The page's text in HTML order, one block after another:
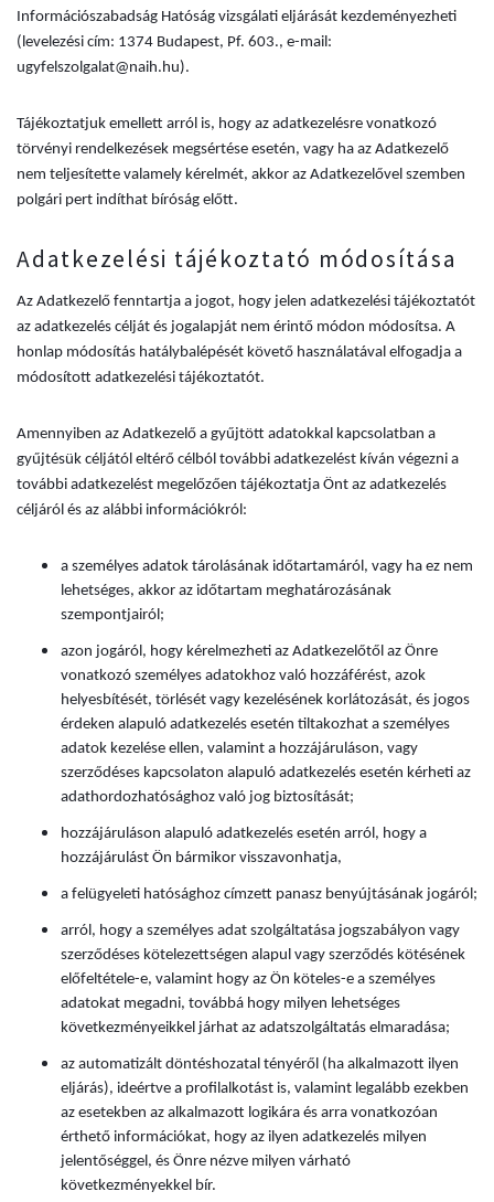
Információszabadság Hatóság vizsgálati eljárását kezdeményezheti
(levelezési cím: 1374 Budapest, Pf. 603., e-mail:
ugyfelszolgalat@naih.hu).
Tájékoztatjuk emellett arról is, hogy az adatkezelésre vonatkozó
törvényi rendelkezések megsértése esetén, vagy ha az Adatkezelő
nem teljesítette valamely kérelmét, akkor az Adatkezelővel szemben
polgári pert indíthat bíróság előtt.
Adatkezelési tájékoztató módosítása
Az Adatkezelő fenntartja a jogot, hogy jelen adatkezelési tájékoztatót
az adatkezelés célját és jogalapját nem érintő módon módosítsa. A
honlap módosítás hatálybalépését követő használatával elfogadja a
módosított adatkezelési tájékoztatót.
Amennyiben az Adatkezelő a gyűjtött adatokkal kapcsolatban a
gyűjtésük céljától eltérő célból további adatkezelést kíván végezni a
további adatkezelést megelőzően tájékoztatja Önt az adatkezelés
céljáról és az alábbi információkról:
a személyes adatok tárolásának időtartamáról, vagy ha ez nem
lehetséges, akkor az időtartam meghatározásának
szempontjairól;
azon jogáról, hogy kérelmezheti az Adatkezelőtől az Önre
vonatkozó személyes adatokhoz való hozzáférést, azok
helyesbítését, törlését vagy kezelésének korlátozását, és jogos
érdeken alapuló adatkezelés esetén tiltakozhat a személyes
adatok kezelése ellen, valamint a hozzájáruláson, vagy
szerződéses kapcsolaton alapuló adatkezelés esetén kérheti az
adathordozhatósághoz való jog biztosítását;
hozzájáruláson alapuló adatkezelés esetén arról, hogy a
hozzájárulást Ön bármikor visszavonhatja,
a felügyeleti hatósághoz címzett panasz benyújtásának jogáról;
arról, hogy a személyes adat szolgáltatása jogszabályon vagy
szerződéses kötelezettségen alapul vagy szerződés kötésének
előfeltétele-e, valamint hogy az Ön köteles-e a személyes
adatokat megadni, továbbá hogy milyen lehetséges
következményeikkel járhat az adatszolgáltatás elmaradása;
az automatizált döntéshozatal tényéről (ha alkalmazott ilyen
eljárás), ideértve a profilalkotást is, valamint legalább ezekben
az esetekben az alkalmazott logikára és arra vonatkozóan
érthető információkat, hogy az ilyen adatkezelés milyen
jelentőséggel, és Önre nézve milyen várható
következményekkel bír.